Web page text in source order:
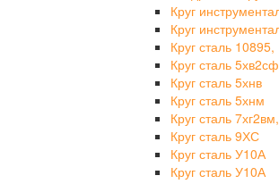
Круг
Круг
Круг сталь
Круг сталь 5хв2сф
Круг сталь 5хнв
Круг сталь 5хнм
Круг сталь
Круг сталь 9ХС
Круг сталь У10А
Круг сталь У10А